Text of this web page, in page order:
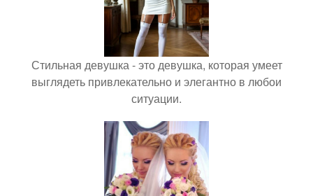
Стильная девушка - это девушка, которая умеет
выглядеть привлекательно и элегантно в любои
ситуации.